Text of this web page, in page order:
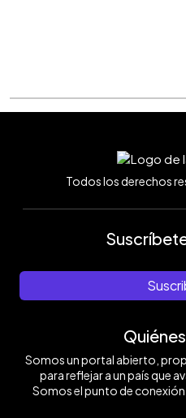
Todos los derechos
Somos un portal abierto,
para reflejar a un país que
Somos el punto de conexión